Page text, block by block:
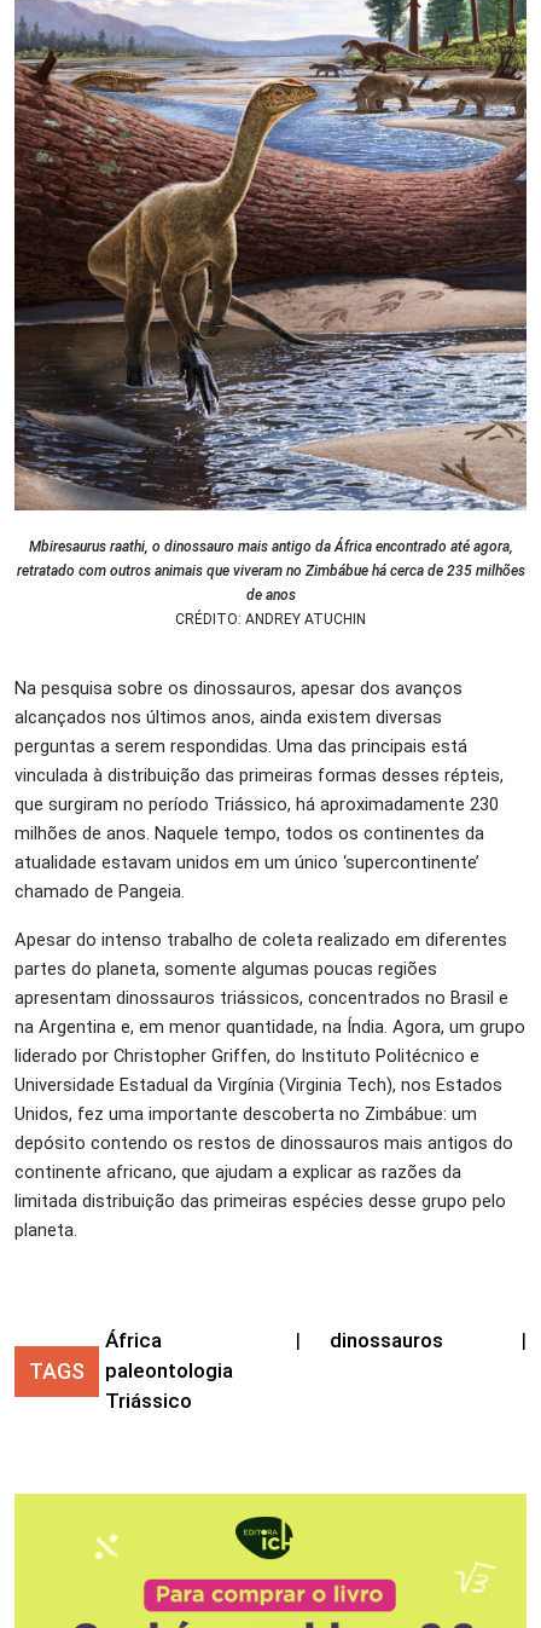
Mbiresaurus raathi, o dinossauro mais antigo da África encontrado até agora,
retratado com outros animais que viveram no Zimbábue há cerca de 235 milhões
de anos
CRÉDITO: ANDREY ATUCHIN
Na pesquisa sobre os dinossauros, apesar dos avanços
alcançados nos últimos anos, ainda existem diversas
perguntas a serem respondidas. Uma das principais está
vinculada à distribuição das primeiras formas desses répteis,
que surgiram no período Triássico, há aproximadamente 230
milhões de anos. Naquele tempo, todos os continentes da
atualidade estavam unidos em um único ‘supercontinente’
chamado de Pangeia.
Apesar do intenso trabalho de coleta realizado em diferentes
partes do planeta, somente algumas poucas regiões
apresentam dinossauros triássicos, concentrados no Brasil e
na Argentina e, em menor quantidade, na Índia. Agora, um grupo
liderado por Christopher Griffen, do Instituto Politécnico e
Universidade Estadual da Virgínia (Virginia Tech), nos Estados
Unidos, fez uma importante descoberta no Zimbábue: um
depósito contendo os restos de dinossauros mais antigos do
continente africano, que ajudam a explicar as razões da
limitada distribuição das primeiras espécies desse grupo pelo
planeta.
TAGS
África | dinossauros
|
paleontologia
Triássico